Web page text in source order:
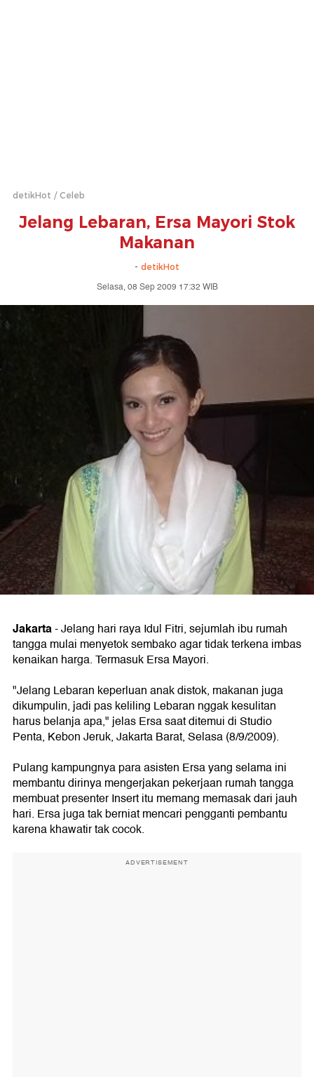
detikHot Celeb
Jelang Lebaran, Ersa Mayori Stok
Makanan
- detikHot
Selasa, 08 Sep 2009 17:32 WIB
Jakarta- Jelang hari raya Idul Fitri, sejumlah ibu rumah
tangga mulai menyetok sembako agar tidak terkena imbas
kenaikan harga. Termasuk Ersa Mayori.
"Jelang Lebaran keperluan anak distok, makanan juga
dikumpulin, jadi pas keliling Lebaran nggak kesulitan
harus belanja apa," jelas Ersa saat ditemui di Studio
Penta, Kebon Jeruk, Jakarta Barat, Selasa (8/9/2009).
Pulang kampungnya para asisten Ersa yang selama ini
membantu dirinya mengerjakan pekerjaan rumah tangga
membuat presenter Insert itu memang memasak dari jauh
hari. Ersa juga tak berniat mencari pengganti pembantu
karena khawatir tak cocok.
ADVERTISEMENT